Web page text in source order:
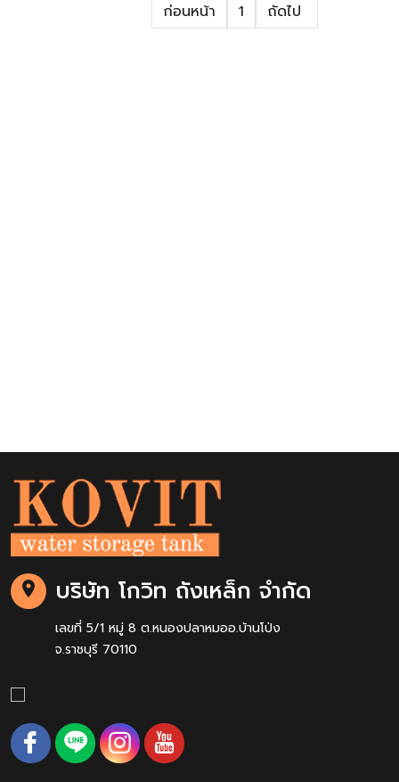
ก่อนหน้า 1 ถัดไป
บริษัท โกวิท ถังเหล็ก จำกัด
เลขที่ 5/1 หมู่ 8 ต.หนองปลาหมออ.บ้านโป่ง
จ.ราชบุรี 70110